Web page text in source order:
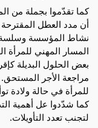
كما تقدّموا بجملة من
أن مدد العطل
نشاط المؤسسة وسلسة
المسار المهني للمرأة
بعض الحلول البديلة
مراجعة الأجر
للمرأة في حالة ولادة
كما شدّدوا عل أهمية
لتجنب تعدد التأويلات.